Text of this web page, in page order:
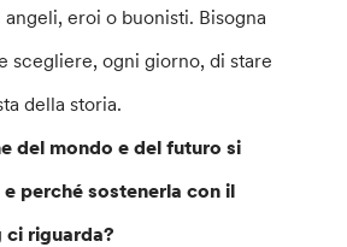
eroi o buonisti. Bisogna
scegliere, ogni giorno, di stare
della storia.
del mondo e del futuro si
e perché sostenerla con il
riguarda?